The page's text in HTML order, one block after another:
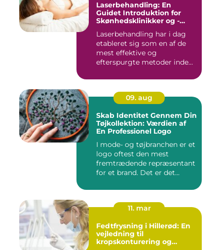
Laserbehandling: En
Guidet Introduktion for
Skønhedsklinikker og -
Laserbehandling har i dag
etableret sig som en af de
mest effektive og
efterspurgte metoder inden
09. aug
Skab Identitet Gennem Din
Tøjkollektion: Værdien af
En Professionel Logo
I mode- og tøjbranchen er et
logo oftest den mest
fremtrædende repræsentant
for et brand. Det er det...
11. mar
Fedtfrysning i Hillerød: En
vejledning til
kropskonturering og